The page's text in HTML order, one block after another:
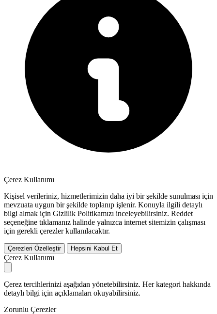
Çerez Kullanımı
Kişisel verileriniz, hizmetlerimizin daha iyi bir şekilde sunulması için
mevzuata uygun bir şekilde toplanıp işlenir. Konuyla ilgili detaylı
bilgi almak için Gizlilik Politikamızı inceleyebilirsiniz. Reddet
seçeneğine tıklamanız halinde yalnızca internet sitemizin çalışması
için gerekli çerezler kullanılacaktır.
Çerezleri Özelleştir Hepsini Kabul Et
Çerez Kullanımı
Çerez tercihlerinizi aşağıdan yönetebilirsiniz. Her kategori hakkında
detaylı bilgi için açıklamaları okuyabilirsiniz.
Zorunlu Çerezler